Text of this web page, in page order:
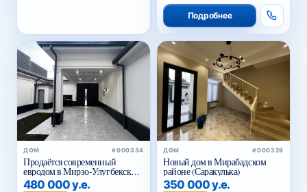
Подробнее
ДОМ #000334
Продаётся современный
евродом в Мирзо-Улугбекском
районе
480 000 у.е.
ДОМ #000329
Новый дом в Мирабадском
районе (Саракулька)
350 000 у.е.